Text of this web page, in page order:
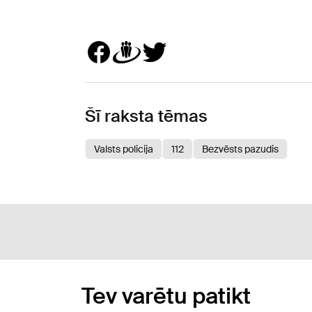
Šī raksta tēmas
Valsts policija 112 Bezvēsts pazudis
Tev varētu patikt